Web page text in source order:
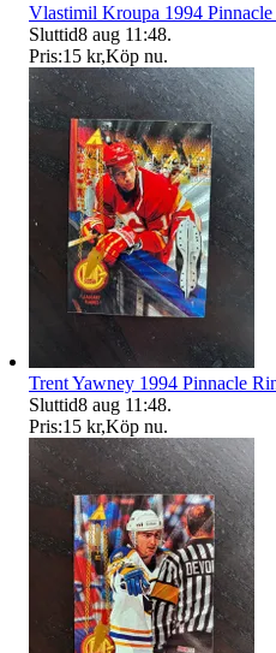
Vlastimil Kroupa 1994
Sluttid8 aug 11:48.
Pris:15 kr,Köp nu.
Trent Yawney 1994 Pinnacle
Sluttid8 aug 11:48.
Pris:15 kr,Köp nu.